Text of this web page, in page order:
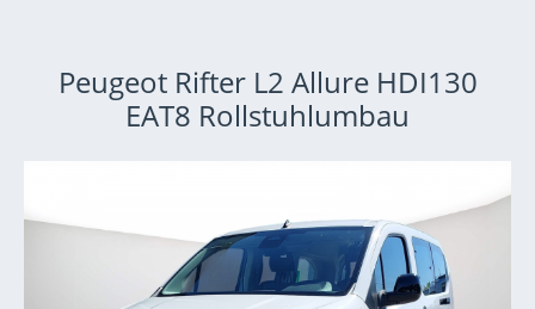
Peugeot Rifter L2 Allure HDI130
EAT8 Rollstuhlumbau